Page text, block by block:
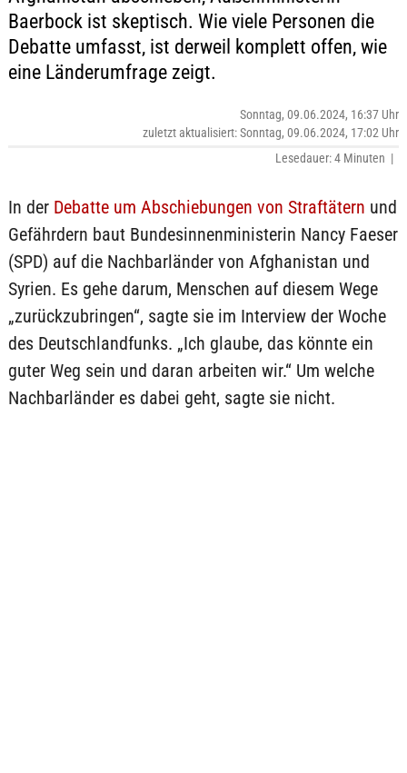
Baerbock ist skeptisch. Wie viele Personen die
Debatte umfasst, ist derweil komplett offen, wie
eine Länderumfrage zeigt.
Sonntag, 09.06.2024, 16:37 Uhr
zuletzt aktualisiert: Sonntag, 09.06.2024, 17:02 Uhr
Lesedauer: 4 Minuten |
In der Debatte um Abschiebungen von Straftätern und
Gefährdern baut Bundesinnenministerin Nancy Faeser
(SPD) auf die Nachbarländer von Afghanistan und
Syrien. Es gehe darum, Menschen auf diesem Wege
„zurückzubringen“, sagte sie im Interview der Woche
des Deutschlandfunks. „Ich glaube, das könnte ein
guter Weg sein und daran arbeiten wir.“ Um welche
Nachbarländer es dabei geht, sagte sie nicht.